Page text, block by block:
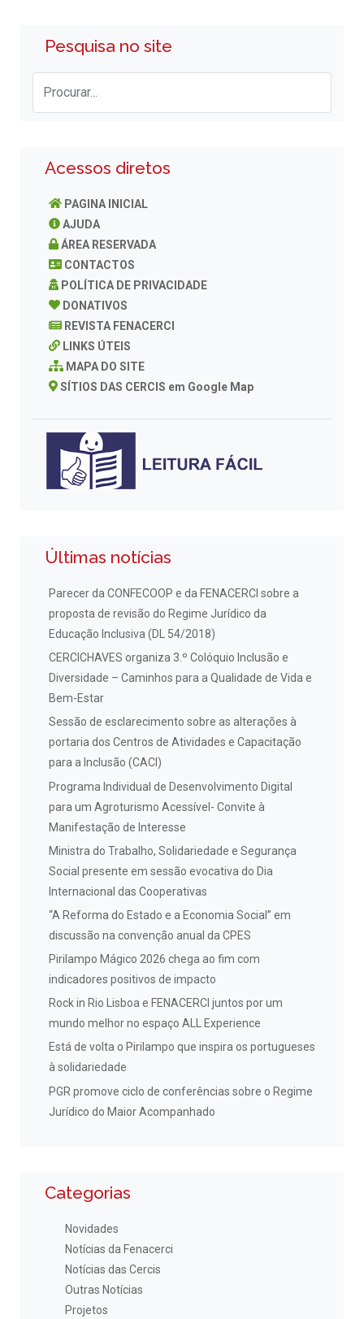
Pesquisa no site
Acessos diretos
PAGINA INICIAL
AJUDA
ÁREA RESERVADA
CONTACTOS
POLÍTICA DE PRIVACIDADE
DONATIVOS
REVISTA FENACERCI
LINKS ÚTEIS
MAPA DO SITE
SÍTIOS DAS CERCIS em Google Map
Últimas notícias
Parecer da CONFECOOP e da FENACERCI sobre a
proposta de revisão do Regime Jurídico da
Educação Inclusiva (DL 54/2018)
CERCICHAVES organiza 3.º Colóquio Inclusão e
Diversidade – Caminhos para a Qualidade de Vida e
Bem-Estar
Sessão de esclarecimento sobre as alterações à
portaria dos Centros de Atividades e Capacitação
para a Inclusão (CACI)
Programa Individual de Desenvolvimento Digital
para um Agroturismo Acessível- Convite à
Manifestação de Interesse
Ministra do Trabalho, Solidariedade e Segurança
Social presente em sessão evocativa do Dia
Internacional das Cooperativas
“A Reforma do Estado e a Economia Social” em
discussão na convenção anual da CPES
Pirilampo Mágico 2026 chega ao fim com
indicadores positivos de impacto
Rock in Rio Lisboa e FENACERCI juntos por um
mundo melhor no espaço ALL Experience
Está de volta o Pirilampo que inspira os portugueses
à solidariedade
PGR promove ciclo de conferências sobre o Regime
Jurídico do Maior Acompanhado
Categorias
Novidades
Notícias da Fenacerci
Notícias das Cercis
Outras Notícias
Projetos